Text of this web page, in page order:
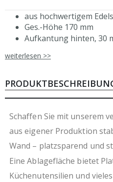
aus hochwertigem
Ges.-Höhe 170 mm
Aufkantung hinten, 30
aus eigener,
bitte entsprechend der
geeignetes
weiterlesen >>
Schaffen Sie mit unserem
aus eigener Produktion
Wand – platzsparend und
Eine Ablagefläche bietet
Küchenutensilien und